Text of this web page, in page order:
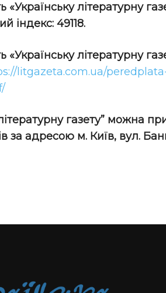
«Українську літературну
індекс: 49118.
«Українську літературну
litgazeta.com.ua/
газету” можна
за адресою м. Київ, вул.